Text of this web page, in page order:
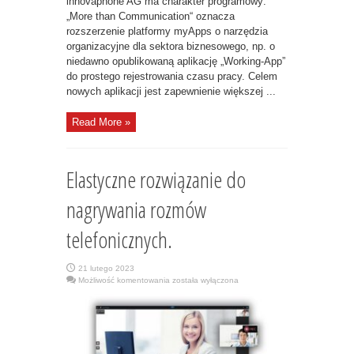
„More than Communication“ oznacza
rozszerzenie platformy myApps o narzędzia
organizacyjne dla sektora biznesowego, np. o
niedawno opublikowaną aplikację „Working-App”
do prostego rejestrowania czasu pracy. Celem
nowych aplikacji jest zapewnienie większej ...
Read More »
Elastyczne rozwiązanie do
nagrywania rozmów
telefonicznych.
21 lutego 2023
Możliwość komentowania Elastyczne
nagrywania
rozmów
telefonicznych.
została wyłączona